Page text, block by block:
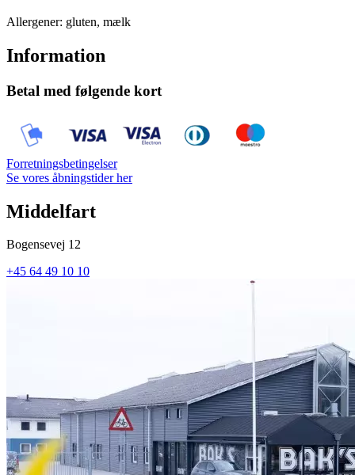
Allergener: gluten, mælk
Information
Betal med følgende kort
Forretningsbetingelser
Se vores åbningstider her
Middelfart
Bogensevej 12
+45 64 49 10 10